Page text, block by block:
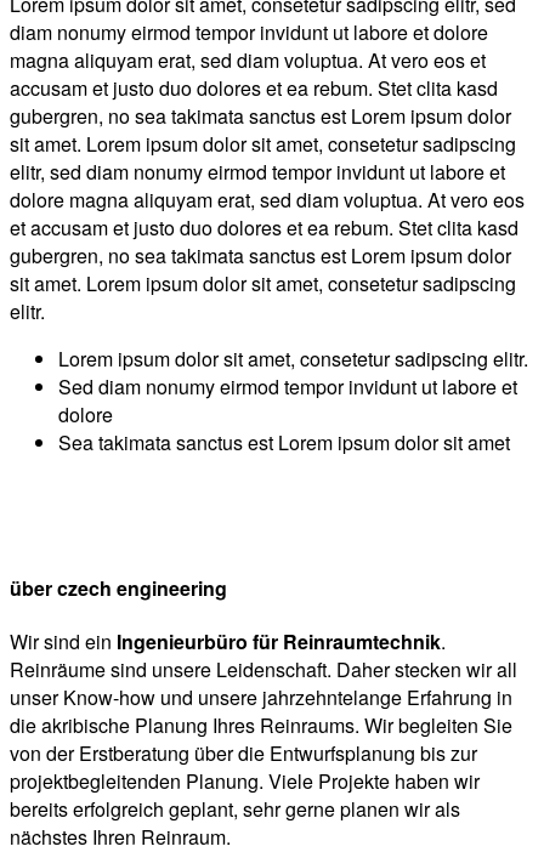
diam nonumy eirmod tempor invidunt ut labore et dolore
magna aliquyam erat, sed diam voluptua. At vero eos et
accusam et justo duo dolores et ea rebum. Stet clita kasd
gubergren, no sea takimata sanctus est Lorem ipsum dolor
sit amet. Lorem ipsum dolor sit amet, consetetur sadipscing
elitr, sed diam nonumy eirmod tempor invidunt ut labore et
dolore magna aliquyam erat, sed diam voluptua. At vero eos
et accusam et justo duo dolores et ea rebum. Stet clita kasd
gubergren, no sea takimata sanctus est Lorem ipsum dolor
sit amet. Lorem ipsum dolor sit amet, consetetur sadipscing
elitr.
Lorem ipsum dolor sit amet, consetetur sadipscing elitr.
Sed diam nonumy eirmod tempor invidunt ut labore et
dolore
Sea takimata sanctus est Lorem ipsum dolor sit amet
über czech engineering
Wir sind ein Ingenieurbüro für Reinraumtechnik.
Reinräume sind unsere Leidenschaft. Daher stecken wir all
unser Know-how und unsere jahrzehntelange Erfahrung in
die akribische Planung Ihres Reinraums. Wir begleiten Sie
von der Erstberatung über die Entwurfsplanung bis zur
projektbegleitenden Planung. Viele Projekte haben wir
bereits erfolgreich geplant, sehr gerne planen wir als
nächstes Ihren Reinraum.